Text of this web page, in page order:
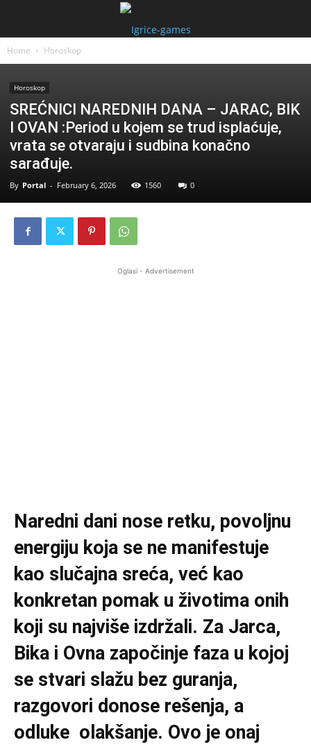
Home Horoskop
Horoskop
SREĆNICI NAREDNIH DANA – JARAC, BIK
I OVAN :Period u kojem se trud isplaćuje,
vrata se otvaraju i sudbina konačno
sarađuje.
By Portal - February 6, 2026 1560 0
Oglasi - Advertisement
Naredni dani nose retku, povoljnu
energiju koja se ne manifestuje
kao slučajna sreća, već kao
konkretan pomak u životima onih
koji su najviše izdržali. Za Jarca,
Bika i Ovna započinje faza u kojoj
se stvari slažu bez guranja,
razgovori donose rešenja, a
odluke olakšanje. Ovo je onaj